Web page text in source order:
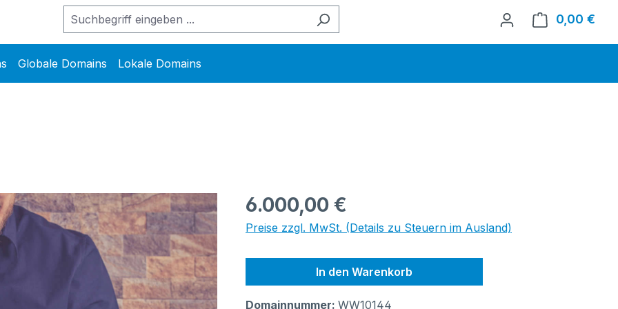
0,00 €
Globale Domains Lokale Domains
Regulärer Preis:
6.000,00 €
Preise zzgl. MwSt. (Details zu Steuern im Ausland)
In den Warenkorb
Domainnummer: WW10144